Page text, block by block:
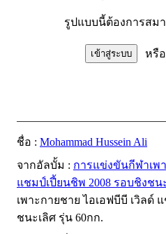
รูปแบบนี้ต้องการสม
หรือ
ชื่อ : Mohammad Hussein Ali
จากอัลบั้ม : การแข่งขันกีฬาเพ
แชมป์เปี้ยนชิพ 2008 รอบชิงชน
เพาะกายชาย ไอเอฟบีบี เวิลด์
ชนะเลิศ รุ่น 60กก.